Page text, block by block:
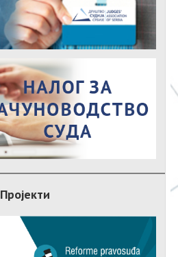
Пројекти